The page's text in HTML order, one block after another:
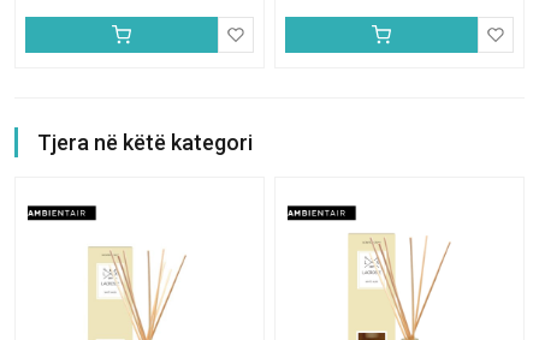
Tjera në këtë kategori